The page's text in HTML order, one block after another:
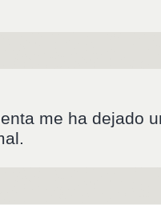
me ha dejado